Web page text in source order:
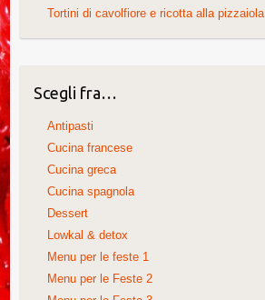
Tortini di cavolfiore e ricotta alla pizzaiola
Scegli fra…
Antipasti
Cucina francese
Cucina greca
Cucina spagnola
Dessert
Lowkal & detox
Menu per le feste 1
Menu per le Feste 2